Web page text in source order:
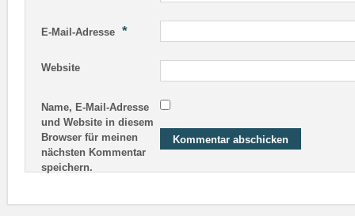
E-Mail-Adresse *
Website
Name, E-Mail-Adresse
und Website in diesem
Browser für meinen
nächsten Kommentar
speichern.